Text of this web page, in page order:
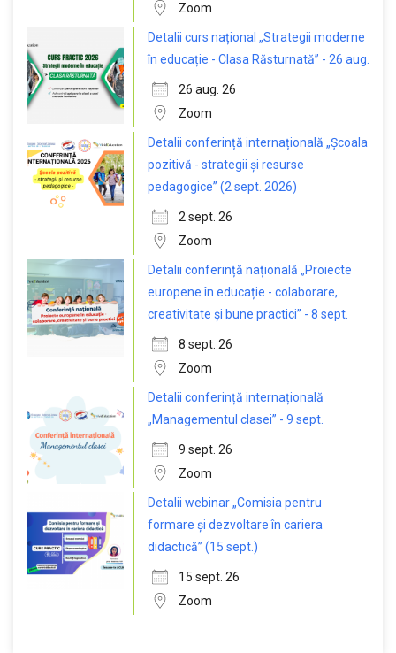
Zoom
Detalii curs național „Strategii moderne
în educație - Clasa Răsturnată” - 26 aug.
26 aug. 26
Zoom
Detalii conferință internațională „Școala
pozitivă - strategii și resurse
pedagogice” (2 sept. 2026)
2 sept. 26
Zoom
Detalii conferință națională „Proiecte
europene în educație - colaborare,
creativitate și bune practici” - 8 sept.
8 sept. 26
Zoom
Detalii conferință internațională
„Managementul clasei” - 9 sept.
9 sept. 26
Zoom
Detalii webinar „Comisia pentru
formare și dezvoltare în cariera
didactică” (15 sept.)
15 sept. 26
Zoom